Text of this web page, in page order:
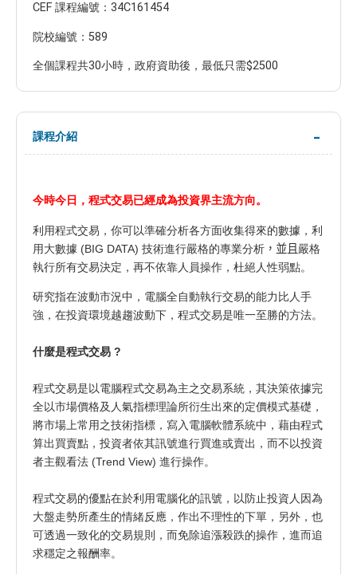
CEF 課程編號：34C161454
院校編號：589
全個課程共30小時，政府資助後，最低只需$2500
課程介紹
今時今日，程式交易已經成為投資界主流方向。
利用程式交易，你可以準確分析各方面收集得來的數據，利
用大數據 (BIG DATA) 技術進行嚴格的專業分析 ，並且 嚴格
執行所有交易決定，再不依靠人員操作，杜絕人性弱點。
研究指在波動市況中，電腦全自動執行交易的能力比人手
強，在投資環境越趨波動下，程式交易是唯一至勝的方法。
什麼是程式交易 ?
程式交易是以電腦程式交易為主之交易系統，其決策依據完
全以市場價格及人氣指標理論所衍生出來的定價模式基礎，
將市場上常用之技術指標，寫入電腦軟體系統中，藉由程式
算出買賣點，投資者依其訊號進行買進或賣出，而不以投資
者主觀看法 (Trend View) 進行操作。
程式交易的優點在於利用電腦化的訊號，以防止投資人因為
大盤走勢所產生的情緒反應，作出不理性的下單，另外，也
可透過一致化的交易規則，而免除追漲殺跌的操作，進而追
求穩定之報酬率。